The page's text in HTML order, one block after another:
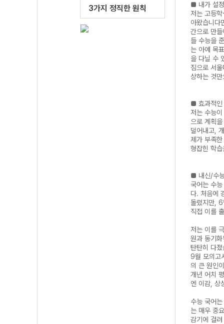
3가지 정직한 원칙
■ 내가 설
저는 고등
아왔습니다
간으로 만
들 수능을
는 아예 목
을 다닐 수
짐으로 서
상하는 것
■ 효과적인
저는 수능
으로 계획
덜어내고,
제가 부족
형잡힌 학
■ 내신/수
국어는 수
다. 처음에
돌렸지만,
직접 이를
저는 이를
원과 동기
탄탄히 다
9월 모의고
의 큰 원인
개년 어치
엔 이감, 상
수능 국어
는 매우 중
감기에 걸